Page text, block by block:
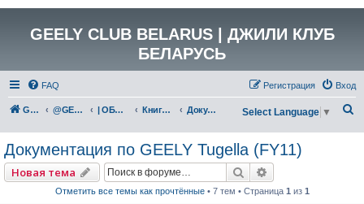
GEELY CLUB BELARUS | ДЖИЛИ КЛУБ
БЕЛАРУСЬ
FAQ Вход
Регистрация
GEELY Club Belarus @GEELYCLUBBY | ОБЩАЯ ТЕХНИЧЕСКАЯ ИНФОРМАЦИЯ Книги, инструкции, руководства, полезные материалы Документация по GEELY Tugella (FY11) Select Language ▼
Документация по GEELY Tugella (FY11)
Новая тема Поиск
Отметить все темы как прочтённые• 7 тем • Страница 1 из 1